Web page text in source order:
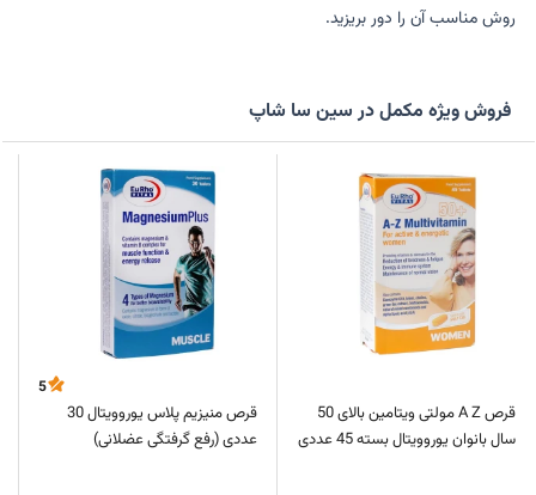
روش مناسب آن را دور بریزید.
فروش ویژه مکمل در سین سا شاپ
قرص A Z مولتی ویتامین بالای 50
سال بانوان یوروویتال بسته 45 عددی
5
قرص منیزیم پلاس یوروویتال 30
عددی (رفع گرفتگی عضلانی)